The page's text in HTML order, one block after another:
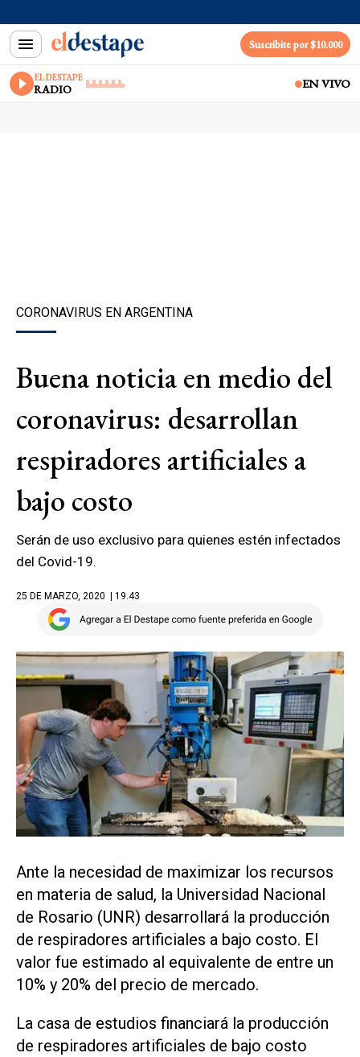
Suscribite por $10.000
EL DESTAPE
RADIO EN VIVO
CORONAVIRUS EN ARGENTINA
Buena noticia en medio del
coronavirus: desarrollan
respiradores artificiales a
bajo costo
Serán de uso exclusivo para quienes estén infectados
del Covid-19.
25 DE MARZO, 2020 | 19.43
Ante la necesidad de maximizar los recursos
en materia de salud, la Universidad Nacional
de Rosario (UNR) desarrollará la producción
de respiradores artificiales a bajo costo. El
valor fue estimado al equivalente de entre un
10% y 20% del precio de mercado.
La casa de estudios financiará la producción
de respiradores artificiales de bajo costo